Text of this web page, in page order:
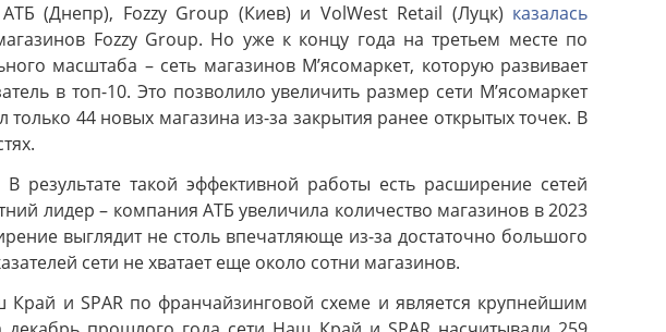
(Днепр), Fozzy Group (Киев) и VolWest Retail (Луцк) казалась
Fozzy Group. Но уже к концу года на третьем месте по
масштаба – сеть магазинов М’ясомаркет, которую развивает
в топ-10. Это позволило увеличить размер сети М’ясомаркет
44 новых магазина из-за закрытия ранее открытых точек. В
такой эффективной работы есть расширение сетей
лидер – компания АТБ увеличила количество магазинов в 2023
выглядит не столь впечатляюще из-за достаточно большого
сети не хватает еще около сотни магазинов.
и SPAR по франчайзинговой схеме и является крупнейшим